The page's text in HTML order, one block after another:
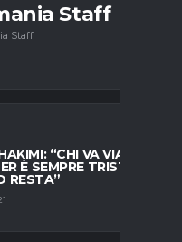
Staff
Staff
“CHI VA VIA
È SEMPRE TRISTE.
RESTA”